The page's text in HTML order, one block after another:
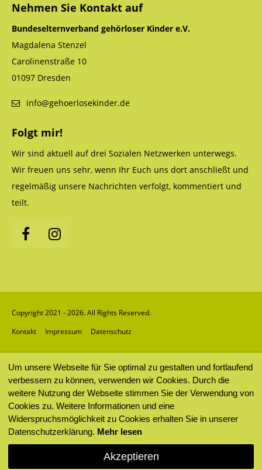
Nehmen Sie Kontakt auf
Bundeselternverband gehörloser Kinder e.V.
Magdalena Stenzel
Carolinenstraße 10
01097 Dresden
info@gehoerlosekinder.de
Folgt mir!
Wir sind aktuell auf drei Sozialen Netzwerken unterwegs.
Wir freuen uns sehr, wenn Ihr Euch uns dort anschließt und
regelmäßig unsere Nachrichten verfolgt, kommentiert und
teilt.
Copyright 2021 - 2026. All Rights Reserved.
Kontakt
Impressum Datenschutz
Um unsere Webseite für Sie optimal zu gestalten und fortlaufend
verbessern zu können, verwenden wir Cookies. Durch die
weitere Nutzung der Webseite stimmen Sie der Verwendung von
Cookies zu. Weitere Informationen und eine
Widerspruchsmöglichkeit zu Cookies erhalten Sie in unserer
Datenschutzerklärung. Mehr lesen
Akzeptieren